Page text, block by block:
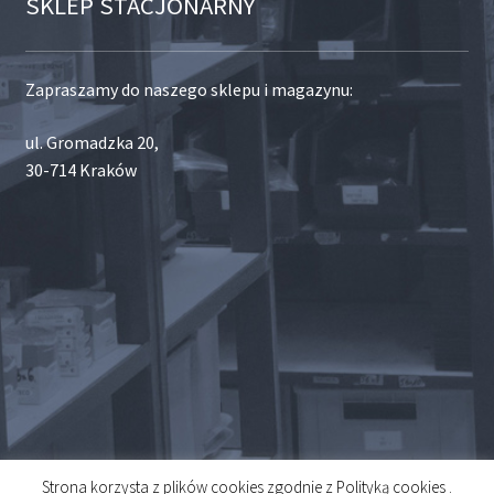
Zapraszamy do naszego sklepu i magazynu:
ul. Gromadzka 20,
30-714 Kraków
Strona korzysta z plików cookies zgodnie z Polityką cookies .